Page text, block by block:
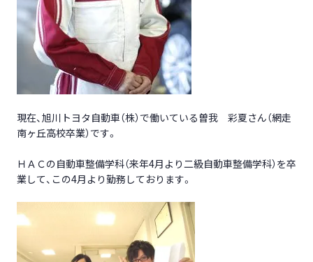
現在、旭川トヨタ自動車（株）で働いている曽我 彩夏さん（網走
南ヶ丘高校卒業）です。
ＨＡＣの自動車整備学科（来年4月より二級自動車整備学科）を卒
業して、この4月より勤務しております。